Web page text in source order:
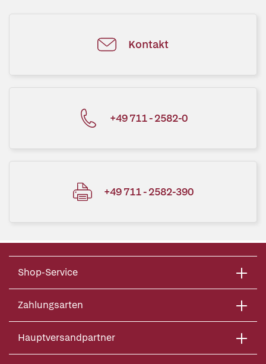
Kontakt
+49 711 - 2582-0
+49 711 - 2582-390
Shop-Service
Zahlungsarten
Hauptversandpartner